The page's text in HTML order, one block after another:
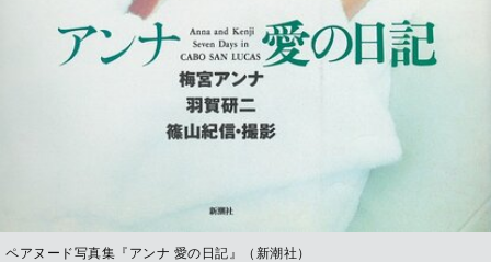
ペアヌード写真集『アンナ 愛の日記』（新潮社）